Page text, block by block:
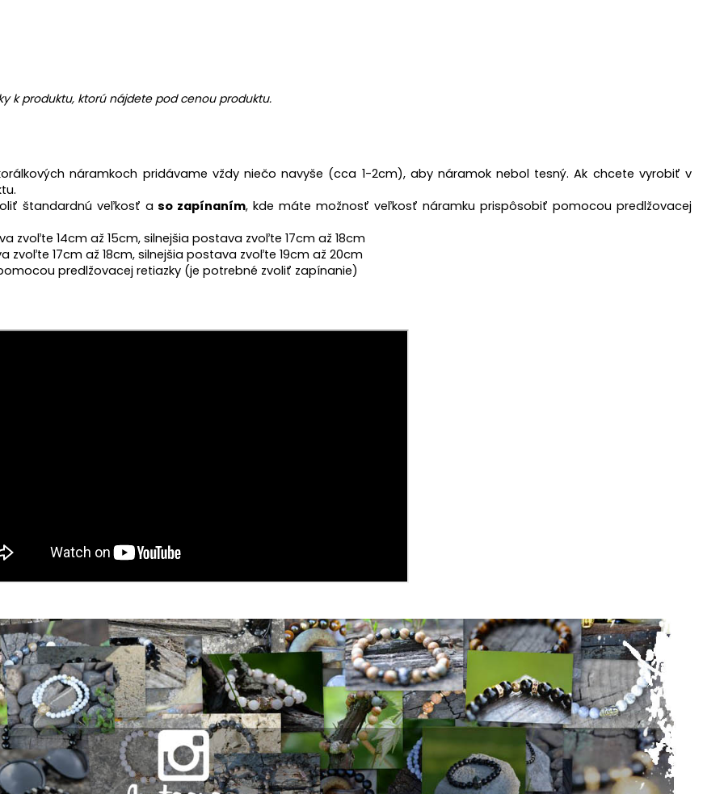
k produktu, ktorú nájdete pod cenou produktu.
náramkoch pridávame vždy niečo navyše (cca 1-2cm), aby náramok nebol tesný. Ak chcete vyrobiť v
štandardnú veľkosť aso zapínaním, kde máte možnosť veľkosť náramku prispôsobiť pomocou predlžovacej
zvoľte 14cm až 15cm, silnejšia postava zvoľte 17cm až 18cm
17cm až 18cm, silnejšia postava zvoľte 19cm až 20cm
predlžovacej retiazky (je potrebné zvoliť zapínanie)